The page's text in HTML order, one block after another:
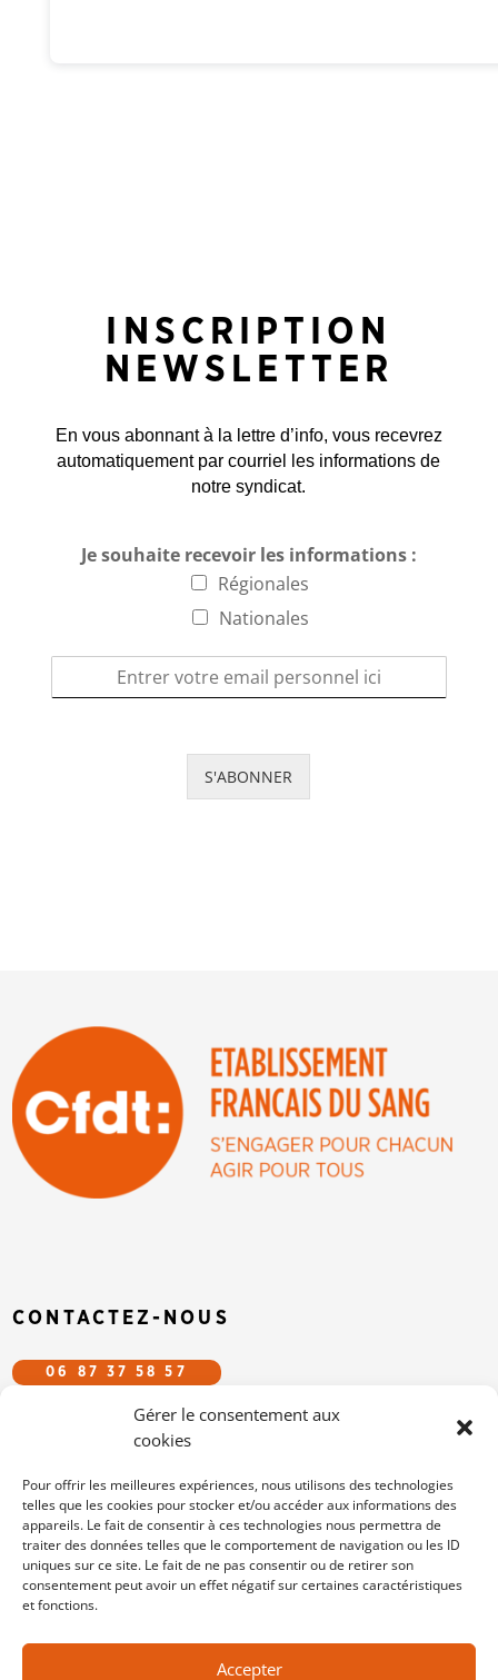
Gérer le consentement aux
cookies
Pour offrir les meilleures expériences, nous utilisons des technologies
telles que les cookies pour stocker et/ou accéder aux informations des
appareils. Le fait de consentir à ces technologies nous permettra de
traiter des données telles que le comportement de navigation ou les ID
uniques sur ce site. Le fait de ne pas consentir ou de retirer son
consentement peut avoir un effet négatif sur certaines caractéristiques
et fonctions.
Accepter
INSCRIPTION
NEWSLETTER
En vous abonnant à la lettre d’info, vous recevrez
automatiquement par courriel les informations de
notre syndicat.
Je souhaite recevoir les informations :
Régionales
Nationales
S'ABONNER
CONTACTEZ-NOUS
06 87 37 58 57
SUIVEZ-NOUS SUR LES RÉSEAUX
/cfdtefs
cfdt-efs
MENTIONS LÉGALES